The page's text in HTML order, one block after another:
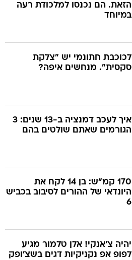
הזאת. הם נכנסו למלכודת רעה
במיוחד
לכוכבת חתונמי יש "צלקת
סקסית". מנחשים איפה?
איך לעכב דמנציה ב-13 שנים: 3
הגורמים שאתם שולטים בהם
170 קמ"ש: בן 14 לקח את
היונדאי של ההורים לסיבוב בכביש
6
יהיה צ'אנקי! אלן טלמור מגיע
לפופ אפ נקניקיות דגים בשצ'ופק